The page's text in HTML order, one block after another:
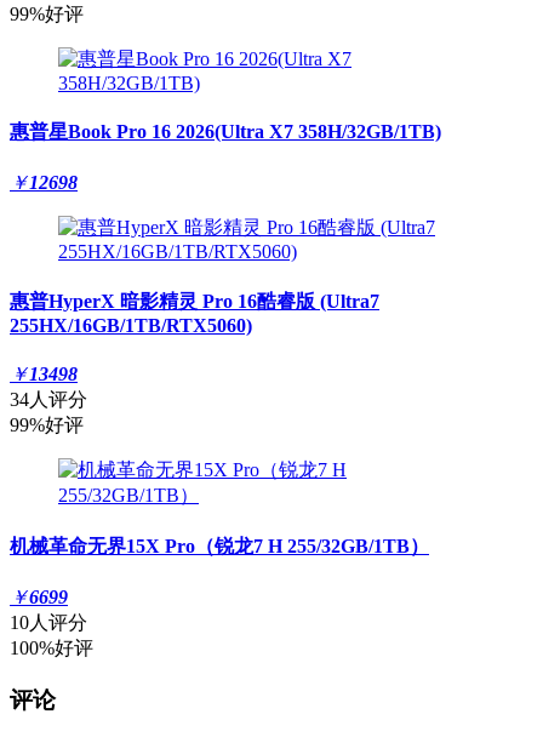
99%好评
惠普星Book Pro 16 2026(Ultra X7 358H/32GB/1TB)
￥12698
惠普HyperX 暗影精灵 Pro 16酷睿版 (Ultra7
255HX/16GB/1TB/RTX5060)
￥13498
34人评分
99%好评
机械革命无界15X Pro（锐龙7 H 255/32GB/1TB）
￥6699
10人评分
100%好评
评论